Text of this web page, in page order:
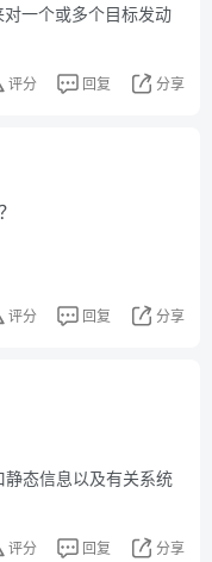
一个或多个目标发动
评分 回复 分享
评分 回复 分享
态信息以及有关系统
评分 回复 分享